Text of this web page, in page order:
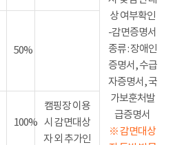
상 여부확인
-감면증명서
종류 : 장애인
증명서, 수급
자증명서, 국
가보훈처발
급증명서
※ 감면대상
50%
100%
캠핑장 이용
시 감면대상
자 외 추가인